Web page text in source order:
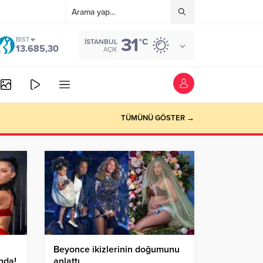
BIST
13.685,30
İSTANBUL
AÇIK 31°C
TÜMÜNÜ GÖSTER →
Beyonce ikizlerinin doğumunu